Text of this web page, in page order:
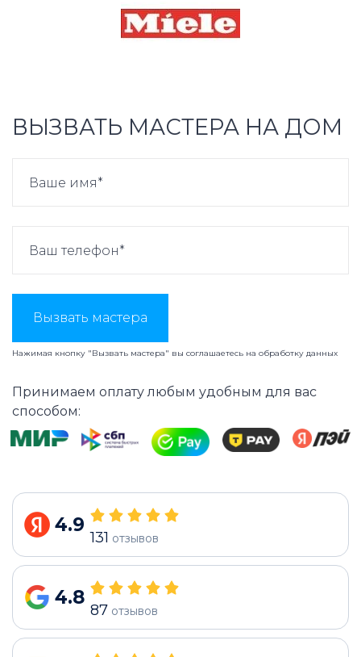
ВЫЗВАТЬ МАСТЕРА НА ДОМ
Вызвать мастера
Нажимая кнопку "Вызвать мастера" вы соглашаетесь на обработку данных
Принимаем оплату любым удобным для вас
способом:
4.9
131 отзывов
4.8
87 отзывов